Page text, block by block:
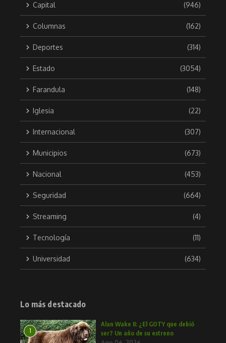
Capital (946)
Columnas (162)
Deportes (314)
Estado (3054)
Farandula (148)
Iglesia (22)
Internacional (307)
Municipios (673)
Nacional (453)
Seguridad (664)
Streaming (4)
Tecnología (11)
Universidad (634)
Lo más destacado
1
Alan Wake II: ¿El GOTY que debió
ser? Un año de su estreno